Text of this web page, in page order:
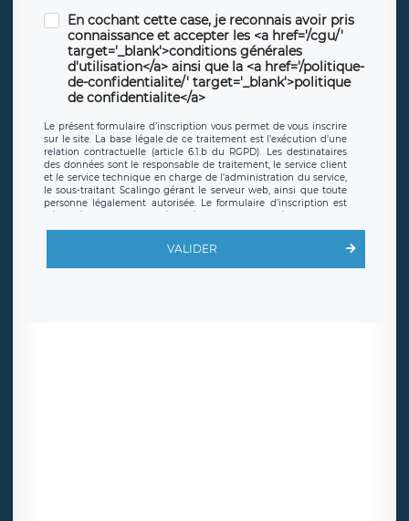
En cochant cette case, je reconnais avoir pris
connaissance et accepter les <a href='/cgu/'
target='_blank'>conditions générales
d'utilisation</a> ainsi que la <a href='/politique-
de-confidentialite/' target='_blank'>politique
de confidentialite</a>
Le présent formulaire d’inscription vous permet de vous inscrire
sur le site. La base légale de ce traitement est l’exécution d’une
relation contractuelle (article 6.1.b du RGPD). Les destinataires
des données sont le responsable de traitement, le service client
et le service technique en charge de l’administration du service,
le sous-traitant Scalingo gérant le serveur web, ainsi que toute
personne légalement autorisée. Le formulaire d’inscription est
offrant desclauses de protection conformes au RGPD. Les
en sollicite la suppression, étant entendu que vous pouvez
demander la suppression de vos données et retirer votre
VALIDER